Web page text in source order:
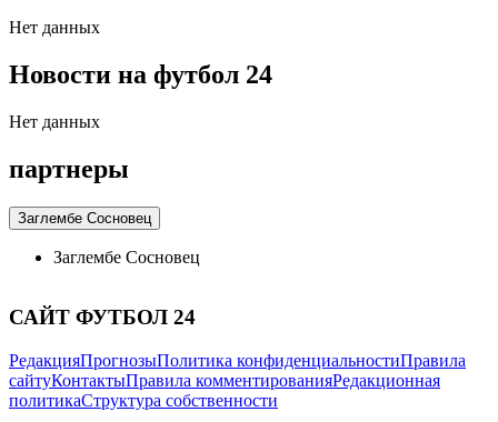
Нет данных
Новости на футбол 24
Нет данных
партнеры
Заглембе Сосновец
Заглембе Сосновец
САЙТ ФУТБОЛ 24
РедакцияПрогнозыПолитика конфиденциальностиПравила
сайтуКонтактыПравила комментированияРедакционная
политикаСтруктура собственности